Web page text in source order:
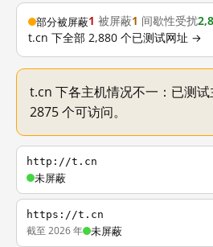
部分被屏蔽1 被屏蔽1 间歇性受扰
t.cn 下全部 2,880 个已测试网址 →
t.cn 下各主机情况不一：已测试
2875 个可访问。
http://t.cn
未屏蔽
https://t.cn
截至 2026 年 未屏蔽